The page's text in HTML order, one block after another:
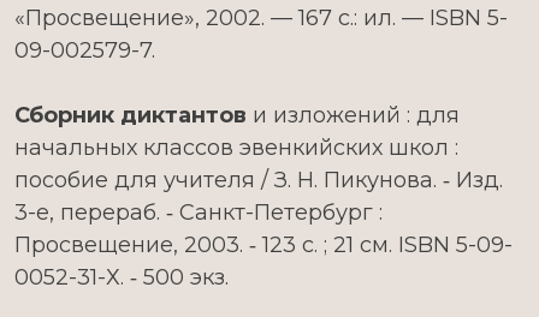
«Просвещение», 2002. — 167 с.: ил. — ISBN 5-
09-002579-7.
Сборник диктантов и изложений : для
начальных классов эвенкийских школ :
пособие для учителя / З. Н. Пикунова. ‑ Изд.
3-е, перераб. ‑ Санкт-Петербург :
Просвещение, 2003. ‑ 123 с. ; 21 см. ISBN 5-09-
0052-31-Х. ‑ 500 экз.